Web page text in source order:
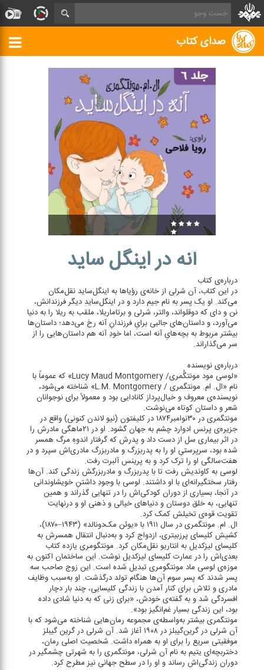
صدای کتاب
آنه در اینگل ساید
درباره‌ی کتاب
در این کتاب، آن شرلی از خانه‌ی رؤیاها به اینگل‌ساید نقل‌مکان
می‌کند. او یک پسر به نام جیم دارد و در اینگل‌ساید دیگر فرزندانش،
نن و دای که دوقلواند، والتر، شرلی و برتاماریلا، ملقب به ریلا را به دنیا
می‌آورد، و داستان‌های جالبی برایِ فرزندانِ آنه رخ می‌دهد؛ داستان‌ها
بیشتر مربوط به بچه‌هایِ آنه است، اما خودِ آنه هم داستان‌هایی را از
سر می‌گذاراند.
درباره‌ی نویسنده
«لوسی مود مونتگُمری/ Lucy Maud Montgomery» که عموماً با
نام «ال. ام. مونتگمری / L.M. Montgomery» شناخته می‌شود،
نویسنده‌ی معروف و خیال‌پرداز کانادایی بود و معمولاً برای نوجوانان
شعر و داستان کوتاه می‌نوشت.
مونتگمری در ۳۰نوامبر۱۸۷۴ در کلیفتون (نیو لاندن کنونی) واقع در
جزیره‌ی پرنس ادوارد چشم به جهان گشود. او در ۲۱ماهگی مادرش را
در اثر بیماری سل از دست داد و پدرش که گرفتار اندوهِ مرگ همسر
شده بود، سرپرستیِ او را به پدربزرگ و مادربزرگ مادری‌اش سپرد و در
هفت‌سالگی او را ترک کرد و به پرینس آلبرت رفت.
لوسی به کاوندیش رفت تا با پدربزرگ و مادربزرگش زندگی کند. آن‌ها
رفتار سختگیرانه‌ای با او داشتند. لوسی با وجودِ داشتنِ خویشاوندانی
در آنجا، بسیاری از دوران کودکی‌اش را در تنهایی گذراند و همین
تنهایی، به خلق دوستان و دنیاهای خیالی و ذهنی او و درنهایت
تقویت قوه‌ی تخیلش کمک کرد.
ال. ام. مونتگمری در سال ۱۹۱۱ با «یوئن مک‌دونالد» (۱۹۴۳–۱۸۷۰)،
کشیش کلیسای پرزبیتری، ازدواج کرد و به‌دنبال انتقال همسرش به
کلیسای لیزکدیل به انتاریو نقل‌‌‌مکان کرد. مونتگومری یازده کتاب
بعدی‌اش را در عمارت کلیسای لیزکدیل نوشت. این ساختمان اکنون به
موزه‌ی لوسی ماد مونتگومری تبدیل شده است. این زوج صاحب سه
پسر شدند که پسر سوم آن‌ها هنگام تولد درگذشت. او به‌‌‌سبب وظایف
مادری و تلاش برای کنار آمدن با زندگی کلیسایی، چند بار دچار
افسردگی شد و به گفته‌ی خودش، «برای زنی که به دنیا شادی داده
بود، این زندگی بسیار غم‌انگیز بود».
مونتگمری بیشتر به‌‌واسطه‌‌ی مجموعه رمان‌هایی شناخته می‌شود که با
آن شرلی در گرین‌گیبلز در ۱۹۰۸ آغاز شد. آن شرلی در گرین گیبلز
موفقیتی سریع را برای او به همراه داشت. شخصیت اصلی رمان،
دختربچه‌ای یتیم به نام آن شرلی، مونتگمری را به شهرتی چشمگیر در
دوران زندگی‌اش رساند و او را در سطح جهانی نیز مطرح کرد.